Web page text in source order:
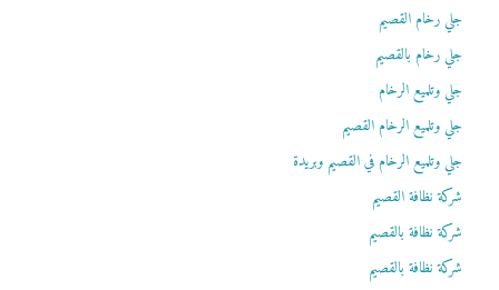
جلي رخام القصيم
جلي رخام بالقصيم
جلي وتلميع الرخام
جلي وتلميع الرخام القصيم
جلي وتلميع الرخام في القصيم وبريدة
شركة نظافة القصيم
شركة نظافة بالقصيم
شركة نظافة بالقصيم